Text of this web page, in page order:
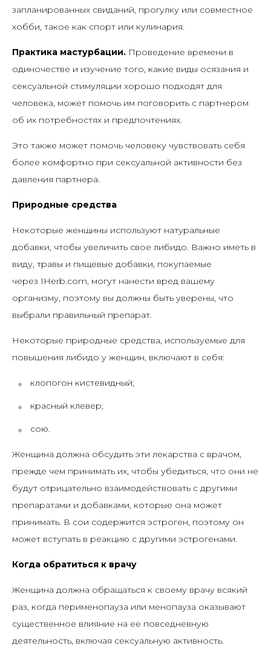
запланированных свиданий, прогулку или совместное
хобби, такое как спорт или кулинария.
Практика мастурбации. Проведение времени в
одиночестве и изучение того, какие виды осязания и
сексуальной стимуляции хорошо подходят для
человека, может помочь им поговорить с партнером
об их потребностях и предпочтениях.
Это также может помочь человеку чувствовать себя
более комфортно при сексуальной активности без
давления партнера.
Природные средства
Некоторые женщины используют натуральные
добавки, чтобы увеличить свое либидо. Важно иметь в
виду, травы и пищевые добавки, покупаемые
через IHerb.com, могут нанести вред вашему
организму, поэтому вы должны быть уверены, что
выбрали правильный препарат.
Некоторые природные средства, используемые для
повышения либидо у женщин, включают в себя:
клопогон кистевидный;
красный клевер;
сою.
Женщина должна обсудить эти лекарства с врачом,
прежде чем принимать их, чтобы убедиться, что они не
будут отрицательно взаимодействовать с другими
препаратами и добавками, которые она может
принимать. В сои содержится эстроген, поэтому он
может вступать в реакцию с другими эстрогенами.
Когда обратиться к врачу
Женщина должна обращаться к своему врачу всякий
раз, когда перименопауза или менопауза оказывают
существенное влияние на ее повседневную
деятельность, включая сексуальную активность.